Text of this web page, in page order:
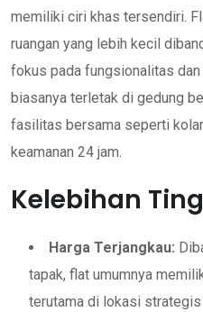
memiliki ciri khas tersendiri.
ruangan yang lebih kecil
fokus pada fungsionalitas
biasanya terletak di gedung
fasilitas bersama seperti
keamanan 24 jam.
Kelebihan
Harga Terjangkau:
tapak, flat umumnya
terutama di lokasi